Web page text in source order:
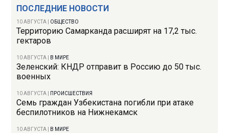
ПОСЛЕДНИЕ НОВОСТИ
10 АВГУСТА ОБЩЕСТВО
Территорию Самарканда расширят на 17,2 тыс.
гектаров
10 АВГУСТА В МИРЕ
Зеленский: КНДР отправит в Россию до 50 тыс.
военных
10 АВГУСТА ПРОИСШЕСТВИЯ
Семь граждан Узбекистана погибли при атаке
беспилотников на Нижнекамск
10 АВГУСТА В МИРЕ